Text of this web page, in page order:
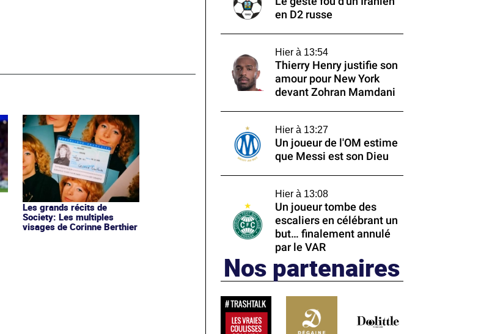
Les grands récits de
Society: Les multiples
visages de Corinne Berthier
en D2 russe
Hier à 13:54
Thierry Henry justifie son
amour pour New York
devant Zohran Mamdani
Hier à 13:27
Un joueur de l'OM estime
que Messi est son Dieu
Hier à 13:08
Un joueur tombe des
escaliers en célébrant un
but… finalement annulé
par le VAR
Nos partenaires